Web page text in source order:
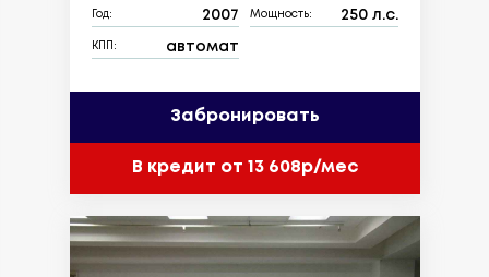
Год: 2007 Мощность: 250 л.с.
КПП: автомат
Забронировать
В кредит от 13 608р/мес